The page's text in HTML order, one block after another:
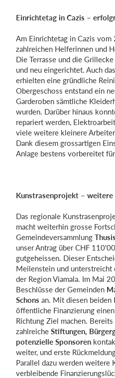
Einrichtetag in Cazis –
Am Einrichtetag in Cazis
zahlreichen Helferinnen und
Die Terrasse und die
und neu eingerichtet. Auch
erhielten eine gründliche
Obergeschoss entstand ein
Garderoben sämtliche
wurden. Darüber hinaus
repariert werden,
viele weitere kleinere
Dank diesem grossartigen
Anlage bestens vorbereitet
Kunstrasenprojekt –
Das regionale
macht weiterhin grosse
Gemeindeversammlung Thusis
unser Antrag über CHF
gutgeheissen. Dieser
Meilenstein und
der Region Viamala. Im Mai
Beschlüsse der Gemeinden
Schons an. Mit diesen beiden
öffentliche Finanzierung
Richtung Ziel machen.
zahlreiche Stiftungen,
potenzielle Sponsoren
weiter, und erste
Parallel dazu werden weitere
verbleibende